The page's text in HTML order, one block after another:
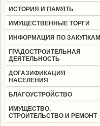
ИСТОРИЯ И ПАМЯТЬ
ИМУЩЕСТВЕННЫЕ ТОРГИ
ИНФОРМАЦИЯ ПО ЗАКУПКАМ
ГРАДОСТРОИТЕЛЬНАЯ
ДЕЯТЕЛЬНОСТЬ
ДОГАЗИФИКАЦИЯ
НАСЕЛЕНИЯ
БЛАГОУСТРОЙСТВО
ИМУЩЕСТВО,
СТРОИТЕЛЬСТВО И РЕМОНТ